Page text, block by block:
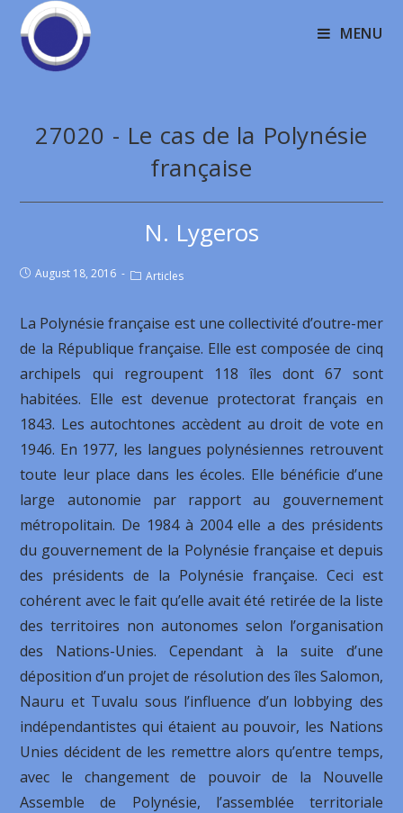
MENU
27020 - Le cas de la Polynésie
française
N. Lygeros
August 18, 2016 Articles
La Polynésie française est une collectivité d’outre-mer
de la République française. Elle est composée de cinq
archipels qui regroupent 118 îles dont 67 sont
habitées. Elle est devenue protectorat français en
1843. Les autochtones accèdent au droit de vote en
1946. En 1977, les langues polynésiennes retrouvent
toute leur place dans les écoles. Elle bénéficie d’une
large autonomie par rapport au gouvernement
métropolitain. De 1984 à 2004 elle a des présidents
du gouvernement de la Polynésie française et depuis
des présidents de la Polynésie française. Ceci est
cohérent avec le fait qu’elle avait été retirée de la liste
des territoires non autonomes selon l’organisation
des Nations-Unies. Cependant à la suite d’une
déposition d’un projet de résolution des îles Salomon,
Nauru et Tuvalu sous l’influence d’un lobbying des
indépendantistes qui étaient au pouvoir, les Nations
Unies décident de les remettre alors qu’entre temps,
avec le changement de pouvoir de la Nouvelle
Assemble de Polynésie, l’assemblée territoriale